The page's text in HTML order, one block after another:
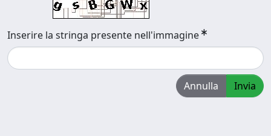
Inserire la stringa presente nell'immagine
Annulla Invia